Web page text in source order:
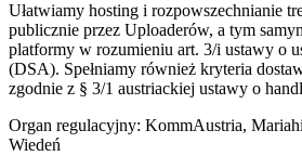
Ułatwiamy hosting i rozpowszechnianie
publicznie przez Uploaderów, a tym
platformy w rozumieniu art. 3/i ustawy o
(DSA). Spełniamy również kryteria
zgodnie z § 3/1 austriackiej ustawy o
Organ regulacyjny: KommAustria,
Wiedeń